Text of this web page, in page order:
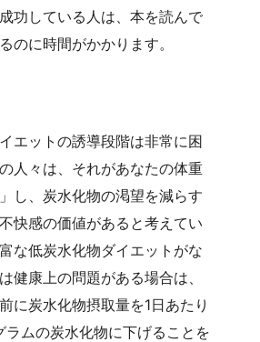
功している人は、本を読んで
のに時間がかかります。
エットの誘導段階は非常に困
人々は、それがあなたの体重
し、炭水化物の渇望を減らす
快感の価値があると考えてい
な低炭水化物ダイエットがな
健康上の問題がある場合は、
に炭水化物摂取量を1日あたり
ムの炭水化物に下げることを